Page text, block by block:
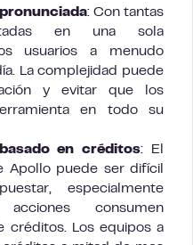
: Con tantas
en una sola
usuarios a menudo
La complejidad puede
y evitar que los
en todo su
en créditos: El
Apollo puede ser difícil
especialmente
consumen
créditos. Los equipos a